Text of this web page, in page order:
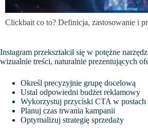
Clickbait co to? Definicja, zastosowanie i
Instagram przekształcił się w potężne
wizualnie treści, naturalnie prezentujących
Określ precyzyjnie grupę docelową
Ustal odpowiedni budżet reklamowy
Wykorzystuj przyciski CTA w postach
Planuj czas trwania kampanii
Optymalizuj strategię sprzedaży